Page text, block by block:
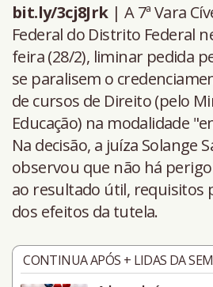
bit.ly/3cj8Jrk| A 7ª Vara
Federal do Distrito Federal
feira (28/2), liminar pedida
se paralisem o
de cursos de Direito (pelo
Educação) na modalidade
Na decisão, a juíza Solange
observou que não há
ao resultado útil, requisitos
dos efeitos da tutela.
CONTINUA APÓS + LIDAS DA